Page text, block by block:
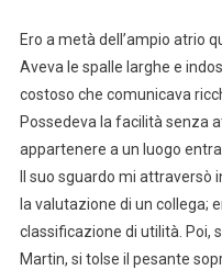
Ero a metà dell’ampio atrio
Aveva le spalle larghe e
costoso che comunicava
Possedeva la facilità senza
appartenere a un luogo
Il suo sguardo mi attraversò
la valutazione di un collega;
classificazione di utilità. Poi,
Martin, si tolse il pesante